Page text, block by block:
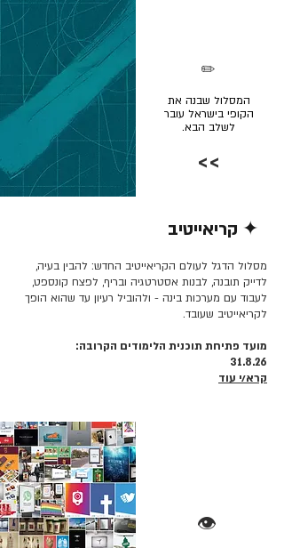
המסלול שבנה את
הקופי בישראל עובר
לשלב הבא.
✏️
>>
✦ קריאייטיב
מסלול הדגל לעולם הקריאייטיב החדש: להבין בעיה,
לדייק תובנה, לבנות אסטרטגיה ובריף, לפצח קונספט,
לעבוד עם מערכות בינה - ולהוביל רעיון עד שהוא הופך
לקריאייטיב שעובד.
מועד פתיחת תוכנית הלימודים הקרובה:
31.8.26
קרא/י עוד
👁️